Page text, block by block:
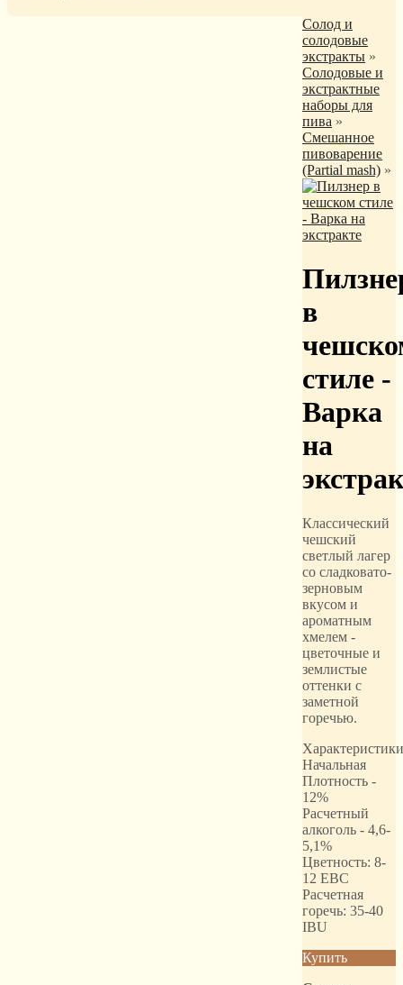
Солод и
солодовые
экстракты »
Солодовые и
экстрактные
наборы для
пива »
Смешанное
пивоварение
(Partial mash) »
в
стиле -
Варка
на
Классический
чешский
светлый лагер
со сладковато-
зерновым
вкусом и
ароматным
хмелем -
цветочные и
землистые
оттенки с
заметной
горечью.
Начальная
Плотность -
12%
Расчетный
алкоголь - 4,6-
5,1%
Цветность: 8-
12 EBC
Расчетная
горечь: 35-40
IBU
Купить